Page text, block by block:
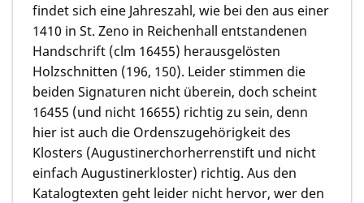
findet sich eine Jahreszahl, wie bei den aus einer
1410 in St. Zeno in Reichenhall entstandenen
Handschrift (clm 16455) herausgelösten
Holzschnitten (196, 150). Leider stimmen die
beiden Signaturen nicht überein, doch scheint
16455 (und nicht 16655) richtig zu sein, denn
hier ist auch die Ordenszugehörigkeit des
Klosters (Augustinerchorherrenstift und nicht
einfach Augustinerkloster) richtig. Aus den
Katalogtexten geht leider nicht hervor, wer den